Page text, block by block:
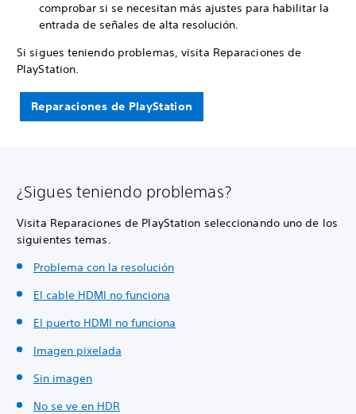
comprobar si se necesitan más ajustes para habilitar la
entrada de señales de alta resolución.
Si sigues teniendo problemas, visita Reparaciones de
PlayStation.
Reparaciones de PlayStation
¿Sigues teniendo problemas?
Visita Reparaciones de PlayStation seleccionando uno de los
siguientes temas.
Problema con la resolución
El cable HDMI no funciona
El puerto HDMI no funciona
Imagen pixelada
Sin imagen
No se ve en HDR